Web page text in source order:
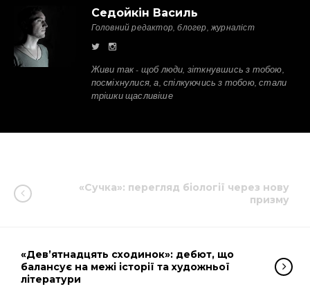
Седойкін Василь
Головний редактор, блогер, журналіст
Живи так - щоб люди, зіткнувшись з тобою,
посміхнулися, а, спілкуючись з тобою, стали
трішки щасливіше
«Сучка»: перегляд біології через нову
призму
«Дев’ятнадцять сходинок»: дебют, що
балансує на межі історії та художньої
літератури